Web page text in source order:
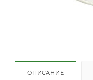
ОПИСАНИЕ